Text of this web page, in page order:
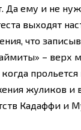
Да ему и не
выходят
что
– верх
жуликов и
Кадаффи и